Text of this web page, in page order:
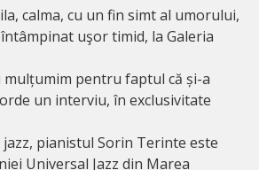
calma, cu un fin simt al umorului,
uşor timid, la Galeria
mulțumim pentru faptul că și-a
un interviu, în exclusivitate
pianistul Sorin Terinte este
Universal Jazz din Marea